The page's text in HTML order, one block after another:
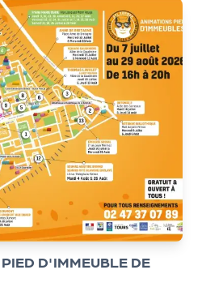
D'IMMEUBLE DE